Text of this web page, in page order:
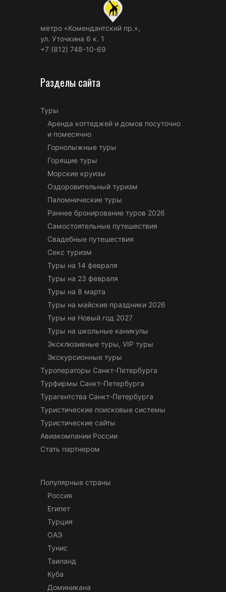
метро «Комендантский пр.»,
ул. Уточкина 6 к. 1
+7 (812) 748-10-69
Разделы сайта
Туры
Аренда коттеджей и домов посуточно
и помесячно
Горнолыжные туры
Горящие туры
Морские круизы
Оздоровительный туризм
Паломнические туры
Раннее бронирование туров 2026
Самостоятельные путешествия
Свадебные путешествия
Секс туризм
Туры на 14 февраля
Туры на 23 февраля
Туры на 8 марта
Туры на майские праздники 2026
Туры на Новый год 2027
Туры на школьные каникулы
Эксклюзивные туры, VIP туры
Экскурсионные туры
Туроператоры Санкт-Петербурга
Турфирмы Санкт-Петербурга
Турагентства Санкт-Петербурга
Туристические поисковые системы
Туристические сайты
Авиакомпании России
Стать партнером
Популярные страны
Россия
Египет
Турция
ОАЭ
Тунис
Таиланд
Куба
Доминикана